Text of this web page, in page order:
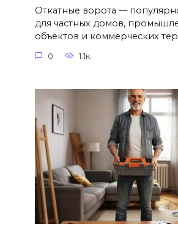
Откатные ворота —
для частных домов,
объектов и коммерческих
0 1.1к.